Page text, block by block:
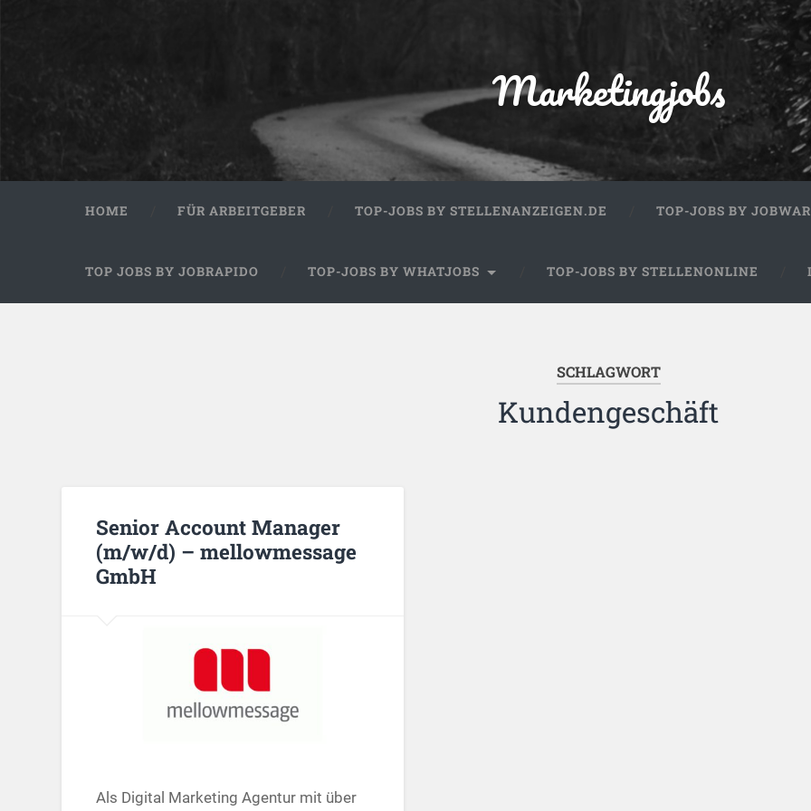
Marketingjobs
HOME FÜR ARBEITGEBER TOP-JOBS BY STELLENANZEIGEN.DE TOP-JOBS BY
TOP JOBS BY JOBRAPIDO TOP-JOBS BY WHATJOBS TOP-JOBS BY STELLENONLINE
SCHLAGWORT
Kundengeschäft
Senior Account Manager
(m/w/d) – mellowmessage
GmbH
Als Digital Marketing Agentur mit über